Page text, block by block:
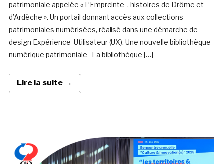
patrimoniale appelée « L’Empreinte , histoires de Drôme et
d’Ardèche ». Un portail donnant accès aux collections
patrimoniales numérisées, réalisé dans une démarche de
design Expérience Utilisateur (UX). Une nouvelle bibliothèque
numérique patrimoniale La bibliothèque […]
Lire la suite →